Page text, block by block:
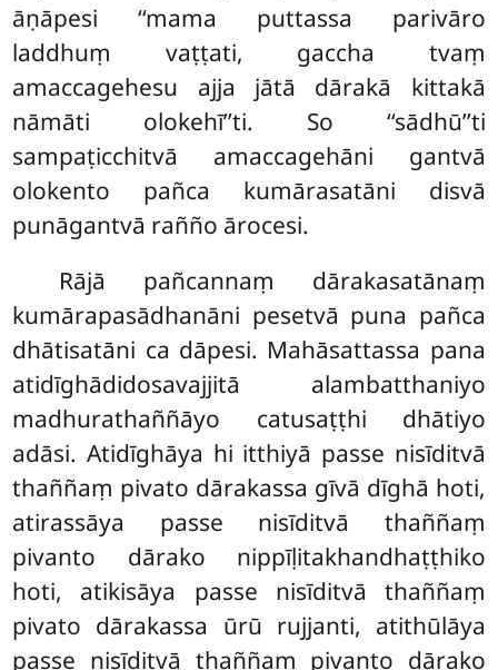
āṇāpesi ‘‘mama puttassa parivāro
laddhuṃ vaṭṭati, gaccha tvaṃ
amaccagehesu ajja jātā dārakā kittakā
nāmāti olokehī’’ti. So ‘‘sādhū’’ti
sampaṭicchitvā amaccagehāni gantvā
olokento pañca kumārasatāni disvā
punāgantvā rañño ārocesi.
Rājā pañcannaṃ dārakasatānaṃ
kumārapasādhanāni pesetvā puna pañca
dhātisatāni ca dāpesi. Mahāsattassa pana
atidīghādidosavajjitā alambatthaniyo
madhurathaññāyo catusaṭṭhi dhātiyo
adāsi. Atidīghāya hi itthiyā passe nisīditvā
thaññaṃ pivato dārakassa gīvā dīghā hoti,
atirassāya passe nisīditvā thaññaṃ
pivanto dārako nippīḷitakhandhaṭṭhiko
hoti, atikisāya passe nisīditvā thaññaṃ
pivato dārakassa ūrū rujjanti, atithūlāya
passe nisīditvā thaññaṃ pivanto dārako